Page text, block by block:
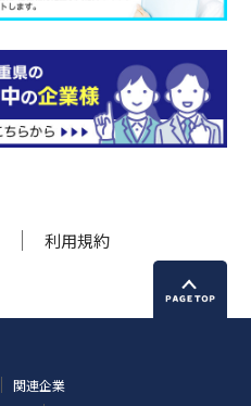
利用規約
関連企業